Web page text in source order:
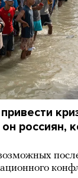
россиян,